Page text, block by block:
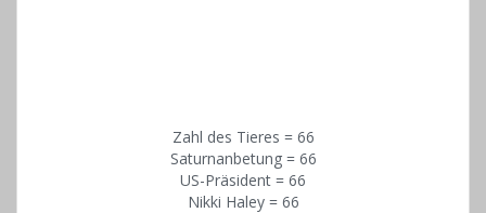
Zahl des Tieres = 66
Saturnanbetung = 66
US-Präsident = 66
Nikki Haley = 66